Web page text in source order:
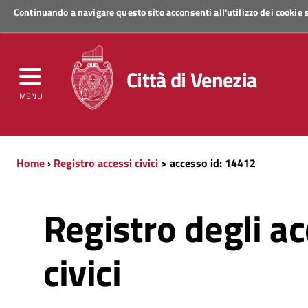
Continuando a navigare questo sito acconsenti all'utilizzo dei
MENU
Regione Veneto
Città di Venezia
Home› Registro accessi civici > accesso id: 14412
Registro degli
civici